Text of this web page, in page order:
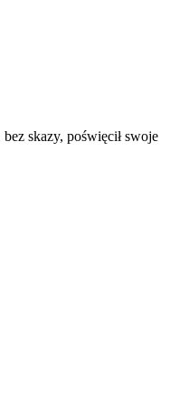
skazy, poświęcił swoje